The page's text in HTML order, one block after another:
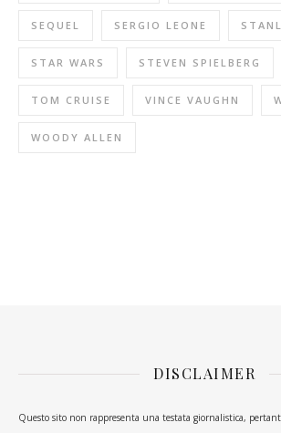
SEQUEL SERGIO LEONE
STAR WARS STEVEN SPIELBERG
TOM CRUISE VINCE VAUGHN
WOODY ALLEN
DISCLAIMER
Questo sito non rappresenta una testata giornalistica,